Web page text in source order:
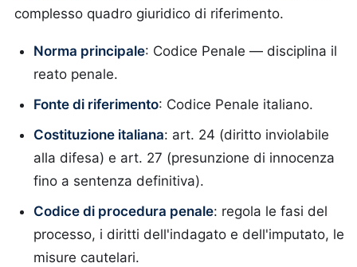
complesso quadro giuridico di riferimento.
Norma principale: Codice Penale — disciplina il
reato penale.
Fonte di riferimento: Codice Penale italiano.
Costituzione italiana: art. 24 (diritto inviolabile
alla difesa) e art. 27 (presunzione di innocenza
fino a sentenza definitiva).
Codice di procedura penale: regola le fasi del
processo, i diritti dell'indagato e dell'imputato, le
misure cautelari.